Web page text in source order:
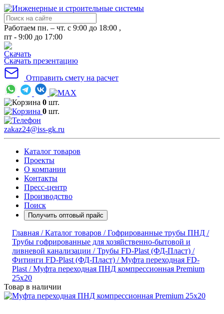
Работаем пн. – чт. с 9:00 до 18:00 ,
пт - 9:00 до 17:00
Скачать презентацию
Отправить смету на расчет
0 шт.
0 шт.
zakaz24@iss-gk.ru
Каталог товаров
Проекты
О компании
Контакты
Пресс-центр
Производство
Поиск
Получить оптовый прайс
Главная /Каталог товаров /Гофрированные трубы ПНД /
Трубы гофрированные для хозяйственно-бытовой и
ливневой канализации /Трубы FD-Plast (ФД-Пласт) /
Фитинги FD-Plast (ФД-Пласт) /Муфта переходная FD-
Plast /Муфта переходная ПНД компрессионная Premium
25x20
Товар в наличии